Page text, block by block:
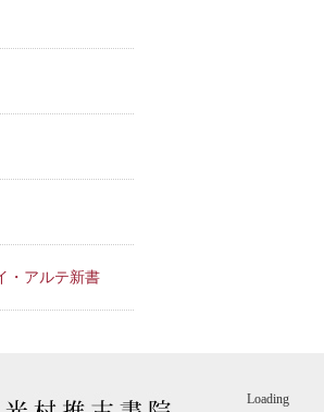
・アルテ新書
Loading